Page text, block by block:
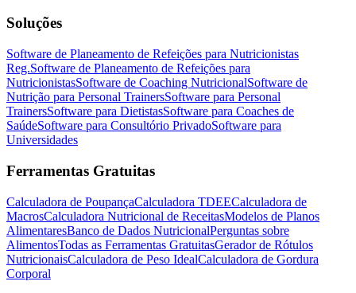
Soluções
Software de Planeamento de Refeições para Nutricionistas
Reg.Software de Planeamento de Refeições para
NutricionistasSoftware de Coaching NutricionalSoftware de
Nutrição para Personal TrainersSoftware para Personal
TrainersSoftware para DietistasSoftware para Coaches de
SaúdeSoftware para Consultório PrivadoSoftware para
Universidades
Ferramentas Gratuitas
Calculadora de PoupançaCalculadora TDEECalculadora de
MacrosCalculadora Nutricional de ReceitasModelos de Planos
AlimentaresBanco de Dados NutricionalPerguntas sobre
AlimentosTodas as Ferramentas GratuitasGerador de Rótulos
NutricionaisCalculadora de Peso IdealCalculadora de Gordura
Corporal